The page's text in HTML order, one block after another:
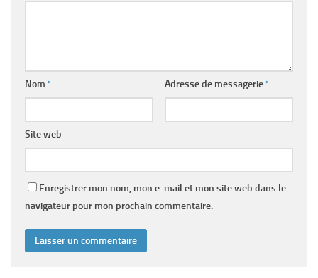
Nom * Adresse de messagerie*
Site web
Enregistrer mon nom, mon e-mail et mon site web dans le
navigateur pour mon prochain commentaire.